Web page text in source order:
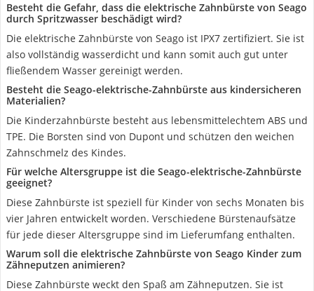
Besteht die Gefahr, dass die elektrische Zahnbürste von Seago
durch Spritzwasser beschädigt wird?
Die elektrische Zahnbürste von Seago ist IPX7 zertifiziert. Sie ist
also vollständig wasserdicht und kann somit auch gut unter
fließendem Wasser gereinigt werden.
Besteht die Seago-elektrische-Zahnbürste aus kindersicheren
Materialien?
Die Kinderzahnbürste besteht aus lebensmittelechtem ABS und
TPE. Die Borsten sind von Dupont und schützen den weichen
Zahnschmelz des Kindes.
Für welche Altersgruppe ist die Seago-elektrische-Zahnbürste
geeignet?
Diese Zahnbürste ist speziell für Kinder von sechs Monaten bis
vier Jahren entwickelt worden. Verschiedene Bürstenaufsätze
für jede dieser Altersgruppe sind im Lieferumfang enthalten.
Warum soll die elektrische Zahnbürste von Seago Kinder zum
Zähneputzen animieren?
Diese Zahnbürste weckt den Spaß am Zähneputzen. Sie ist